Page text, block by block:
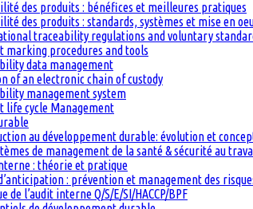
des produits : bénéfices et meilleures pratiques
des produits : standards, systèmes et mise en
traceability regulations and voluntary
marking procedures and tools
data management
of an electronic chain of custody
management system
life cycle Management
au développement durable: évolution et
de management de la santé & sécurité au
: théorie et pratique
: prévention et management des
de l’audit interne Q/S/E/SI/HACCP/BPF